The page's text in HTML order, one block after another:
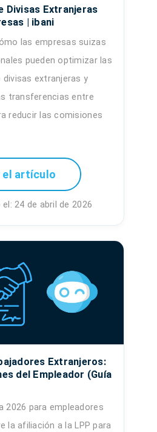
Divisas Extranjeras
| ibani
las empresas suizas
pueden optimizar las
divisas extranjeras y
transferencias entre
reducir las comisiones
el artículo
24 de abril de 2026
Extranjeros:
del Empleador (Guía
2026 para empleadores
la afiliación a la LPP para